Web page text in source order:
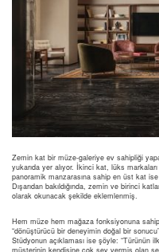
Zemin kat bir müze-galeriye ev sahipliği
yukarıda yer alıyor. İkinci kat, lüks
panoramik manzarasına sahip en üst kat
Dışarıdan bakıldığında, zemin ve birinci
olarak okunacak şekilde eklemlenmiş.
Hem müze hem mağaza fonksiyonuna
“dönüştürücü bir deneyimin doğal bir
Stüdyonun açıklaması ise şöyle: “Türünün
müşterinin kendisine çok şey vermiş olan